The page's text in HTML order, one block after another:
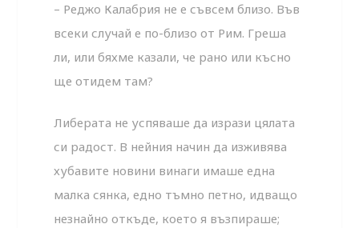
– Реджо Калабрия не е съвсем близо. Във
всеки случай е по-близо от Рим. Греша
ли, или бяхме казали, че рано или късно
ще отидем там?
Либерата не успяваше да изрази цялата
си радост. В нейния начин да изживява
хубавите новини винаги имаше една
малка сянка, едно тъмно петно, идващо
незнайно откъде, което я възпираше;